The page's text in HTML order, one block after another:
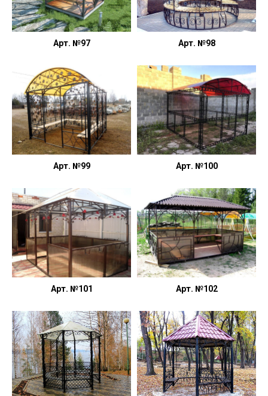
Арт. №97 Арт. №98
Арт. №99 Арт. №100
Арт. №101 Арт. №102